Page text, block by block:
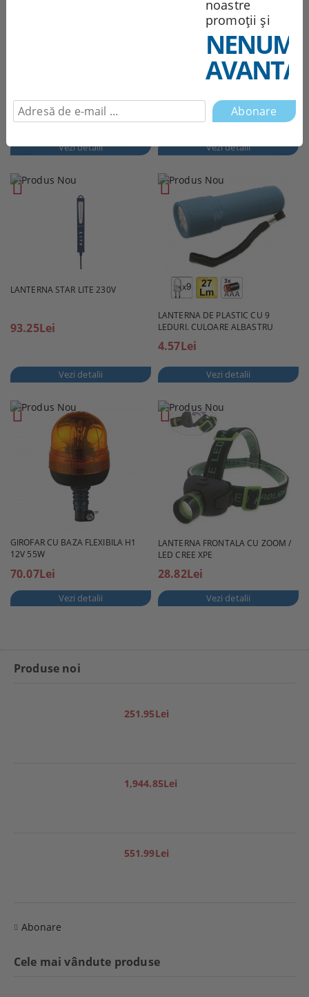
SLIM
167.14Lei
Vezi detalii
LITE S
62.47Lei
Vezi detalii
LANTERNA STAR LITE 230V
93.25Lei
Vezi detalii
LANTERNA DE PLASTIC CU 9
LEDURI. CULOARE ALBASTRU
4.57Lei
Vezi detalii
GIROFAR CU BAZA FLEXIBILA H1
12V 55W
70.07Lei
Vezi detalii
LANTERNA FRONTALA CU ZOOM /
LED CREE XPE
28.82Lei
Vezi detalii
Produse noi
251.95Lei
1,944.85Lei
551.99Lei
Abonare
Cele mai vândute produse
noastre
promoții și